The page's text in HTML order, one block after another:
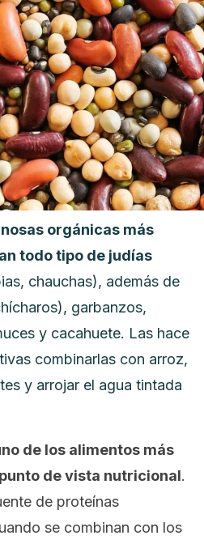
orgánicas más
todo tipo de judías
chauchas), además de
garbanzos,
y cacahuete. Las hace
combinarlas con arroz,
y arrojar el agua tintada
de los alimentos más
de vista nutricional.
de proteínas
se combinan con los